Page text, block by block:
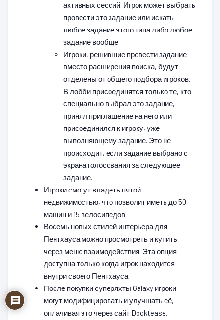
активных сессий. Игрок может выбрать
провести это задание или искать
любое задание этого типа либо любое
задание вообще.
Игроки, решившие провести задание
вместо расширения поиска, будут
отделены от общего подбора игроков.
В лобби присоединятся только те, кто
специально выбрал это задание,
принял приглашение на него или
присоединился к игроку, уже
выполняющему задание. Это не
происходит, если задание выбрано с
экрана голосования за следующее
задание.
Игроки смогут владеть пятой
недвижимостью, что позволит иметь до 50
машин и 15 велосипедов.
Восемь новых стилей интерьера для
Пентхауса можно просмотреть и купить
через меню взаимодействия. Эта опция
доступна только когда игрок находится
внутри своего Пентхауса.
После покупки суперяхты Galaxy игроки
могут модифицировать и улучшать её,
оплачивая это через сайт Docktease.